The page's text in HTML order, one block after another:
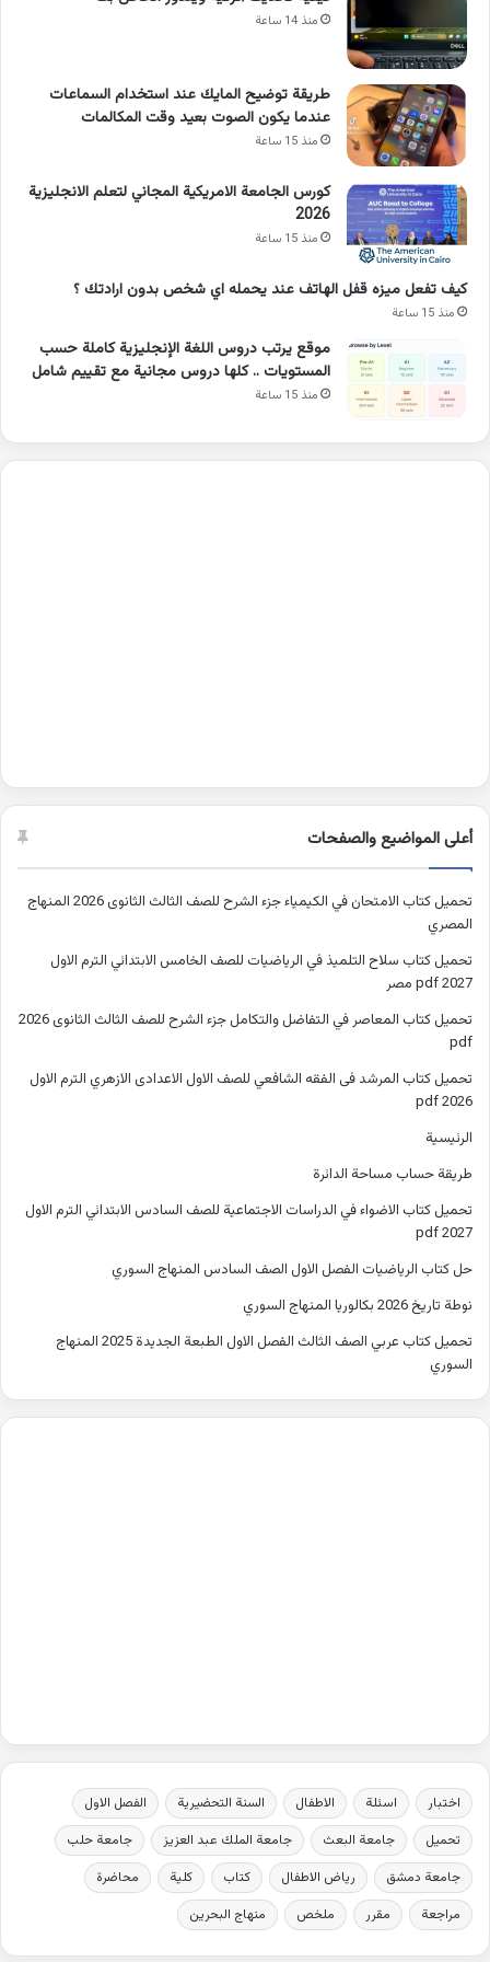
منذ 14 ساعة
طريقة توضيح المايك عند استخدام السماعات
عندما يكون الصوت بعيد وقت المكالمات
منذ 15 ساعة
كورس الجامعة الامريكية المجاني لتعلم الانجليزية
2026
منذ 15 ساعة
كيف تفعل ميزه قفل الهاتف عند يحمله اي شخص بدون ارادتك ؟
منذ 15 ساعة
موقع يرتب دروس اللغة الإنجليزية كاملة حسب
المستويات .. كلها دروس مجانية مع تقييم شامل
منذ 15 ساعة
أعلى المواضيع والصفحات
تحميل كتاب الامتحان في الكيمياء جزء الشرح للصف الثالث الثانوى 2026 المنهاج
المصري
تحميل كتاب سلاح التلميذ في الرياضيات للصف الخامس الابتدائي الترم الاول
2027 pdf مصر
تحميل كتاب المعاصر في التفاضل والتكامل جزء الشرح للصف الثالث الثانوى 2026
pdf
تحميل كتاب المرشد فى الفقه الشافعي للصف الاول الاعدادى الازهري الترم الاول
2026 pdf
الرئيسية
طريقة حساب مساحة الدائرة
تحميل كتاب الاضواء في الدراسات الاجتماعية للصف السادس الابتدائي الترم الاول
2027 pdf
حل كتاب الرياضيات الفصل الاول الصف السادس المنهاج السوري
نوطة تاريخ 2026 بكالوريا المنهاج السوري
تحميل كتاب عربي الصف الثالث الفصل الاول الطبعة الجديدة 2025 المنهاج
السوري
اختبار اسئلة الاطفال السنة التحضيرية
الفصل الاول
تحميل
جامعة البعث جامعة الملك عبد العزيز
جامعة حلب
جامعة دمشق
رياض الاطفال كتاب كلية
محاضرة
مراجعة
مقرر ملخص منهاج البحرين